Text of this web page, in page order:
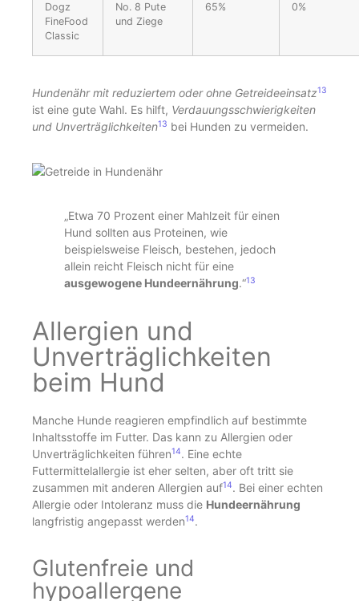
Dogz
FineFood
Classic
No. 8 Pute
und Ziege
65% 0%
Hundenähr mit reduziertem oder ohne Getreideeinsatz13
ist eine gute Wahl. Es hilft, Verdauungsschwierigkeiten
und Unverträglichkeiten13 bei Hunden zu vermeiden.
„Etwa 70 Prozent einer Mahlzeit für einen
Hund sollten aus Proteinen, wie
beispielsweise Fleisch, bestehen, jedoch
allein reicht Fleisch nicht für eine
ausgewogene Hundeernährung.“13
Allergien und
Unverträglichkeiten
beim Hund
Manche Hunde reagieren empfindlich auf bestimmte
Inhaltsstoffe im Futter. Das kann zu Allergien oder
Unverträglichkeiten führen14. Eine echte
Futtermittelallergie ist eher selten, aber oft tritt sie
zusammen mit anderen Allergien auf14. Bei einer echten
Allergie oder Intoleranz muss die Hundeernährung
langfristig angepasst werden14.
Glutenfreie und
hypoallergene